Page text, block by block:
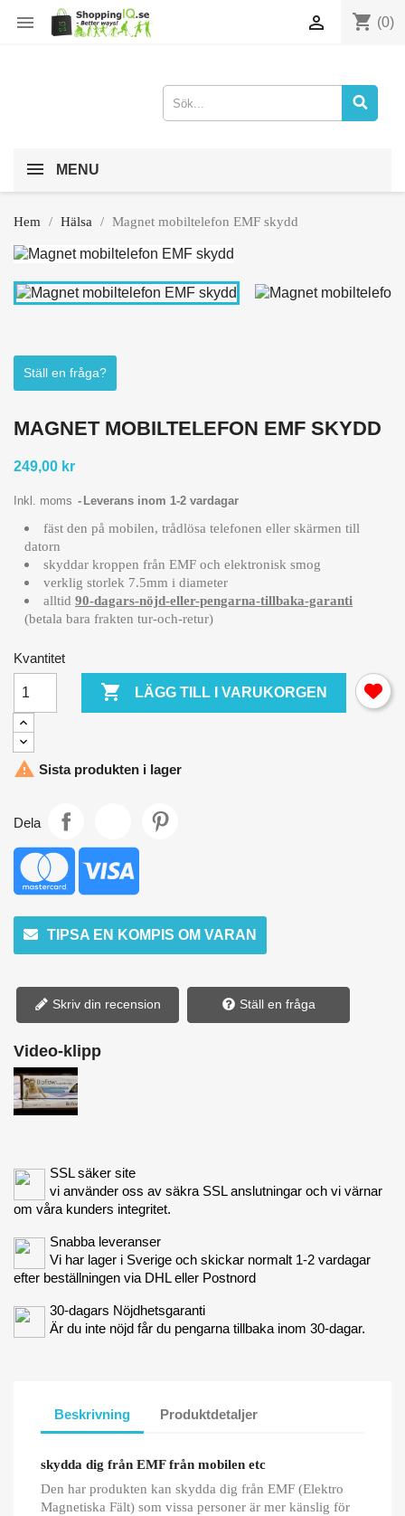
 shopping_cart (0)

MENU
Hem Hälsa Magnet mobiltelefon EMF skydd
Ställ en fråga?
MAGNET MOBILTELEFON EMF SKYDD
249,00 kr
Inkl. moms Leverans inom 1-2 vardagar
fäst den på mobilen, trådlösa telefonen eller skärmen till
datorn
skyddar kroppen från EMF och elektronisk smog
verklig storlek 7.5mm i diameter
alltid 90-dagars-nöjd-eller-pengarna-tillbaka-garanti
(betala bara frakten tur-och-retur)
Kvantitet
 LÄGG TILL I VARUKORGEN
 Sista produkten i lager
Dela
TIPSA EN KOMPIS OM VARAN
Skriv din recension Ställ en fråga
Video-klipp
SSL säker site
vi använder oss av säkra SSL anslutningar och vi värnar
om våra kunders integritet.
Snabba leveranser
Vi har lager i Sverige och skickar normalt 1-2 vardagar
efter beställningen via DHL eller Postnord
30-dagars Nöjdhetsgaranti
Är du inte nöjd får du pengarna tillbaka inom 30-dagar.
Beskrivning Produktdetaljer
skydda dig från EMF från mobilen etc
Den har produkten kan skydda dig från EMF (Elektro
Magnetiska Fält) som vissa personer är mer känslig för